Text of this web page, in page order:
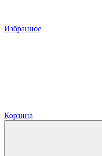
Избранное
Корзина